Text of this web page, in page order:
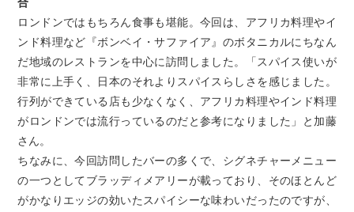
ロンドンではもちろん食事も堪能。今回は、アフリカ料理やイ
ンド料理など『ボンベイ・サファイア』のボタニカルにちなん
だ地域のレストランを中心に訪問しました。「スパイス使いが
非常に上手く、日本のそれよりスパイスらしさを感じました。
行列ができている店も少なくなく、アフリカ料理やインド料理
がロンドンでは流行っているのだと参考になりました」と加藤
さん。
ちなみに、今回訪問したバーの多くで、シグネチャーメニュー
の一つとしてブラッディメアリーが載っており、そのほとんど
がかなりエッジの効いたスパイシーな味わいだったのですが、